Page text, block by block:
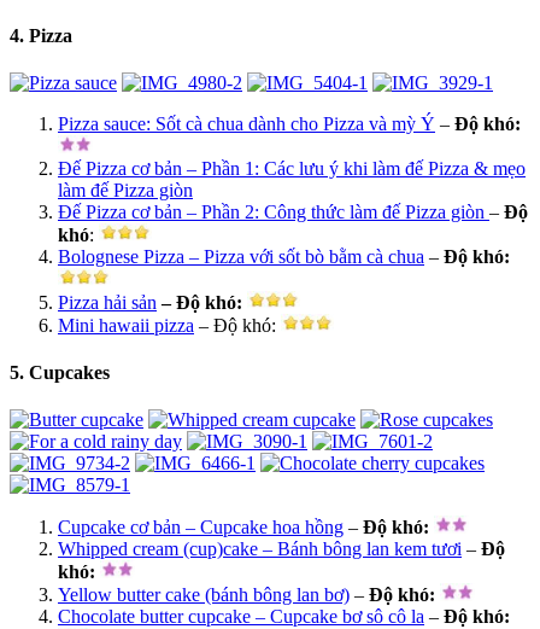
4. Pizza
Pizza sauce: Sốt cà chua dành cho Pizza và mỳ Ý – Độ khó:
Đế Pizza cơ bản – Phần 1: Các lưu ý khi làm đế Pizza & mẹo
làm đế Pizza giòn
Đế Pizza cơ bản – Phần 2: Công thức làm đế Pizza giòn – Độ
khó:
Bolognese Pizza – Pizza với sốt bò bằm cà chua – Độ khó:
Pizza hải sản – Độ khó:
Mini hawaii pizza – Độ khó:
5. Cupcakes
Cupcake cơ bản – Cupcake hoa hồng – Độ khó:
Whipped cream (cup)cake – Bánh bông lan kem tươi – Độ
khó:
Yellow butter cake (bánh bông lan bơ) – Độ khó:
Chocolate butter cupcake – Cupcake bơ sô cô la – Độ khó: